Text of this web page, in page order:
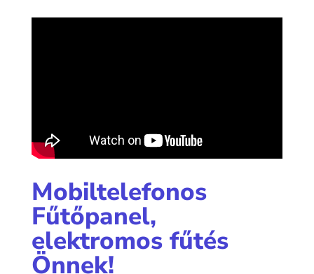
Mobiltelefonos
Fűtőpanel,
elektromos fűtés
Önnek!